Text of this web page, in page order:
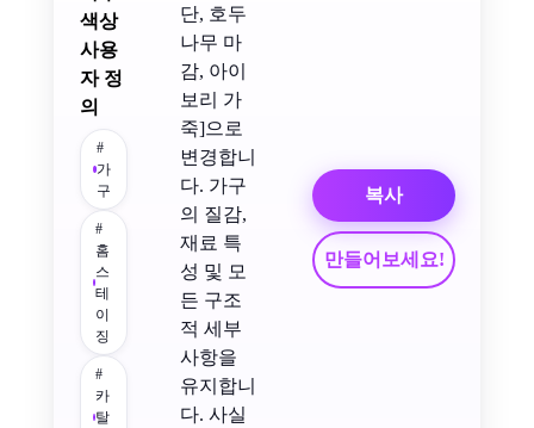
색상
사용
자 정
의
#
가
구
#
홈
스
테
이
징
#
카
탈
단, 호두
나무 마
감, 아이
보리 가
죽]으로
변경합니
다. 가구
의 질감,
재료 특
성 및 모
든 구조
적 세부
사항을
유지합니
다. 사실
복사
만들어보세요!